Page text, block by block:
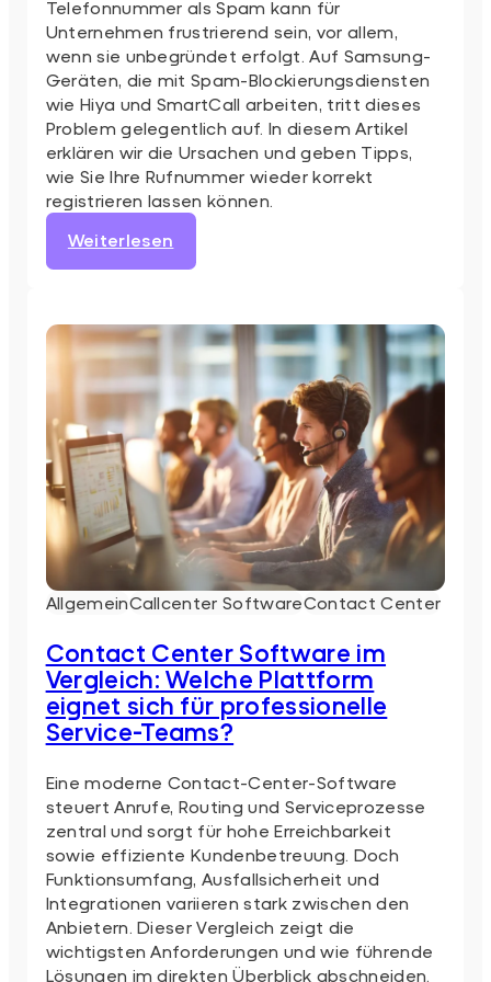
Telefonnummer als Spam kann für
Unternehmen frustrierend sein, vor allem,
wenn sie unbegründet erfolgt. Auf Samsung-
Geräten, die mit Spam-Blockierungsdiensten
wie Hiya und SmartCall arbeiten, tritt dieses
Problem gelegentlich auf. In diesem Artikel
erklären wir die Ursachen und geben Tipps,
wie Sie Ihre Rufnummer wieder korrekt
registrieren lassen können.
Weiterlesen
Warum
Spam
markiert
werden
kann
AllgemeinCallcenter SoftwareContact Center
Contact Center Software im
Vergleich: Welche Plattform
eignet sich für professionelle
Service-Teams?
Eine moderne Contact-Center-Software
steuert Anrufe, Routing und Serviceprozesse
zentral und sorgt für hohe Erreichbarkeit
sowie effiziente Kundenbetreuung. Doch
Funktionsumfang, Ausfallsicherheit und
Integrationen variieren stark zwischen den
Anbietern. Dieser Vergleich zeigt die
wichtigsten Anforderungen und wie führende
Lösungen im direkten Überblick abschneiden.